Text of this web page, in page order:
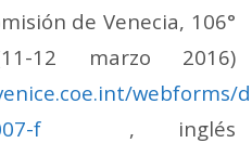
de Venecia, 106°
12 marzo 2016)
webforms/
f , inglés